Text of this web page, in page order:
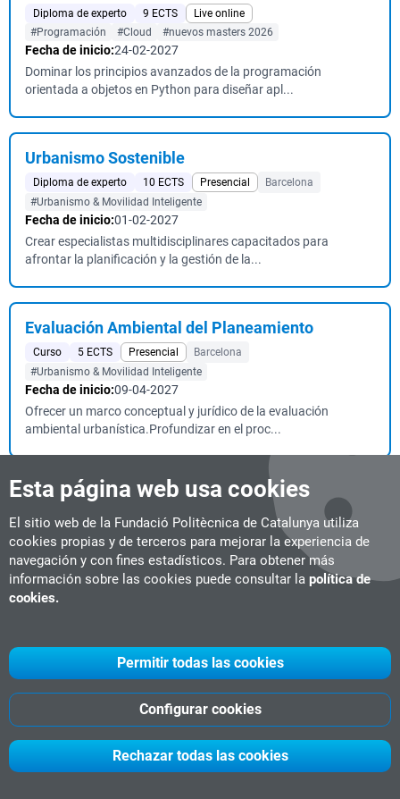
Esta página web usa cookies
El sitio web de la Fundació Politècnica de Catalunya utiliza
cookies propias y de terceros para mejorar la experiencia de
navegación y con fines estadísticos. Para obtener más
información sobre las cookies puede consultar la política de
cookies.
Rechazar todas las cookies
Configurar cookies
Permitir todas las cookies
Diploma de experto 9 ECTS
Live online
#Programación
#Cloud #nuevos masters 2026
Fecha de inicio:24-02-2027
Dominar los principios avanzados de la programación
orientada a objetos en Python para diseñar apl...
Urbanismo Sostenible
Diploma de experto 10 ECTS Presencial
Barcelona
#Urbanismo & Movilidad Inteligente
Fecha de inicio:01-02-2027
Crear especialistas multidisciplinares capacitados para
afrontar la planificación y la gestión de la...
Evaluación Ambiental del Planeamiento
Curso 5 ECTS Presencial
Barcelona
#Urbanismo & Movilidad Inteligente
Fecha de inicio:09-04-2027
Ofrecer un marco conceptual y jurídico de la evaluación
ambiental urbanística.Profundizar en el proc...
Supervisor de Instalaciones Radioactivas -
Especialidad: Radioterapia
Curso 56.5 horas Presencial
Barcelona
#Producción Industrial
Fecha de inicio:Iniciado (junio 2026)
Supervisar y gestionar el funcionamiento de instalaciones
Semipresencial
Barcelona
Fecha de inicio:19-10-2026
Analizar, evaluar y realizar el seguimiento de Planes de